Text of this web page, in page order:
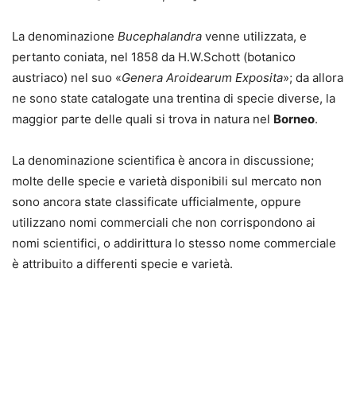
La denominazione Bucephalandra venne utilizzata, e
pertanto coniata, nel 1858 da H.W.Schott (botanico
austriaco) nel suo «Genera Aroidearum Exposita»; da allora
ne sono state catalogate una trentina di specie diverse, la
maggior parte delle quali si trova in natura nel Borneo.
La denominazione scientifica è ancora in discussione;
molte delle specie e varietà disponibili sul mercato non
sono ancora state classificate ufficialmente, oppure
utilizzano nomi commerciali che non corrispondono ai
nomi scientifici, o addirittura lo stesso nome commerciale
è attribuito a differenti specie e varietà.